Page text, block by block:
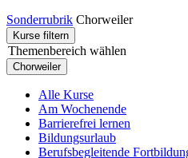
Sonderrubrik Chorweiler
Kurse filtern
Themenbereich wählen
Chorweiler
Alle Kurse
Am Wochenende
Barrierefrei lernen
Bildungsurlaub
Berufsbegleitende